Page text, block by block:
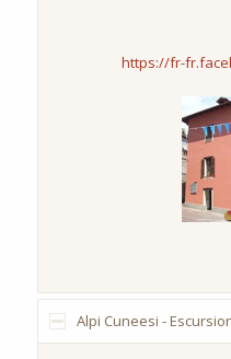
https://fr-
Alpi Cuneesi -